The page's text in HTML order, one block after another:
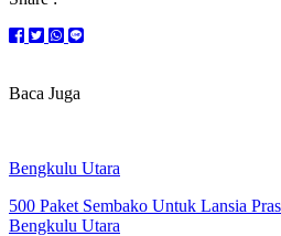
Baca Juga
Bengkulu Utara
500 Paket Sembako Untuk Lansia
Bengkulu Utara